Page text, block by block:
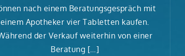
nach einem Beratungsgespräch mit
einem Apotheker vier Tabletten kaufen.
der Verkauf weiterhin von einer
Beratung […]